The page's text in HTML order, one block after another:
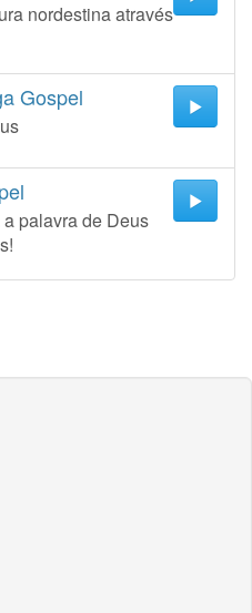
nordestina através
Gospel
palavra de Deus